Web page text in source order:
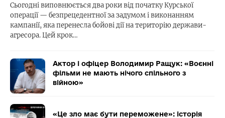
Сьогодні виповнюється два роки від початку Курської
операції — безпрецедентної за задумом і виконанням
кампанії, яка перенесла бойові дії на територію держави-
агресора. Цей крок…
Актор і офіцер Володимир Ращук: «Воєнні
фільми не мають нічого спільного з
війною»
«Це зло має бути переможене»: історія